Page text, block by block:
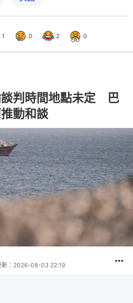
1 0 2 0
談判時間地點未定 巴
動和談
： 2026-08-03 22:19